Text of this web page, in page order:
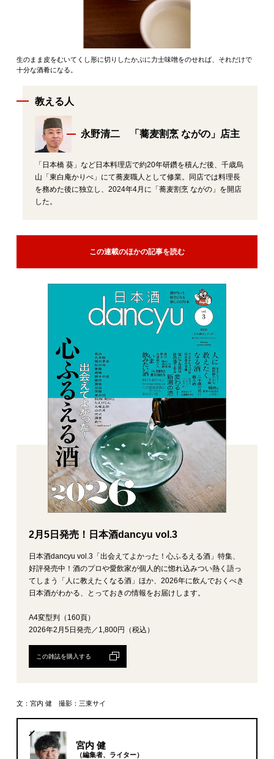
生のまま皮をむいてくし形に切りしたかぶに力士味噌をのせれば、それだけで
十分な酒肴になる。
教える人
永野清二 「蕎麦割烹 ながの」店主
「日本橋 葵」など日本料理店で約20年研鑽を積んだ後、千歳烏
山「東白庵かりべ」にて蕎麦職人として修業。同店では料理長
を務めた後に独立し、2024年4月に「蕎麦割烹 ながの」を開店
した。
この連載のほかの記事を読む
2月5日発売！日本酒dancyu vol.3
日本酒dancyu vol.3「出会えてよかった！心ふるえる酒」特集、
好評発売中！酒のプロや愛飲家が個人的に惚れ込みつい熱く語っ
てしまう「人に教えたくなる酒」ほか、2026年に飲んでおくべき
日本酒がわかる、とっておきの情報をお届けします。
A4変型判（160頁）
2026年2月5日発売／1,800円（税込）
この雑誌を購入する
文：宮内 健 撮影：三東サイ
宮内 健
（編集者、ライター）